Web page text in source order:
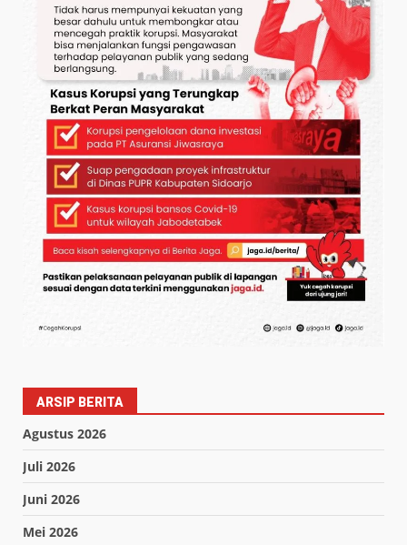
ARSIP BERITA
Agustus 2026
Juli 2026
Juni 2026
Mei 2026